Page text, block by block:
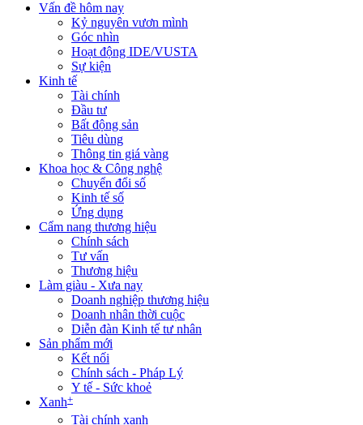
Vấn đề hôm nay
Kỷ nguyên vươn mình
Góc nhìn
Hoạt động IDE/VUSTA
Sự kiện
Kinh tế
Tài chính
Đầu tư
Bất động sản
Tiêu dùng
Thông tin giá vàng
Khoa học & Công nghệ
Chuyển đổi số
Kinh tế số
Ứng dụng
Cẩm nang thương hiệu
Chính sách
Tư vấn
Thương hiệu
Làm giàu - Xưa nay
Doanh nghiệp thương hiệu
Doanh nhân thời cuộc
Diễn đàn Kinh tế tư nhân
Sản phẩm mới
Kết nối
Chính sách - Pháp Lý
Y tế - Sức khoẻ
Xanh+
Tài chính xanh